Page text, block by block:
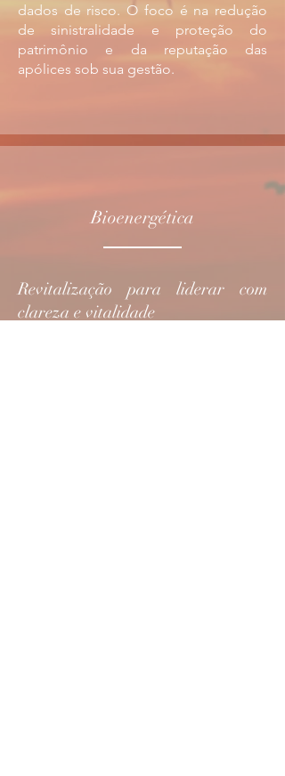
dados de risco. O foco é na redução
de sinistralidade e proteção do
patrimônio e da reputação das
apólices sob sua gestão.
Bioenergética
Revitalização para liderar com
clareza e vitalidade